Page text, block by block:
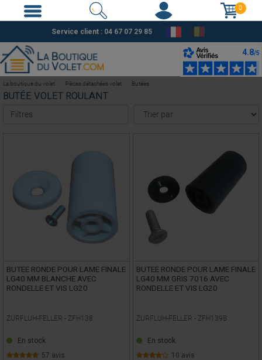
0
Service client : 04 67 07 29 85
BUTÉE VOLET ROULANT
Filtres
BUTEE RONDE POUR LAME FINALE
LG40 MM BLANCHE AVEC
RONDELLE ET VIS LG20
ZURFLUH-FELLER - ZFH138
En stock
57 avis
BUTEE RONDE POUR LAME FINALE
LG40 MM GRIS 7016 AVEC
RONDELLE ET VIS LG20
ZURFLUH-FELLER - ZFH139B
En stock
10 avis
La boutique du volet Pièces détachées volet Butées